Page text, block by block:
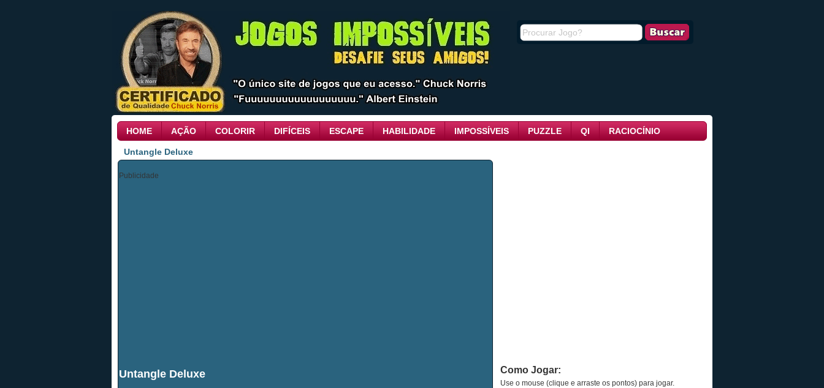
HOME AÇÃO COLORIR DIFÍCEIS ESCAPE HABILIDADE IMPOSSÍVEIS PUZZLE QI RACIOCÍNIO
Untangle Deluxe
Publicidade
Untangle Deluxe Como Jogar:
Use o mouse (clique e arraste os pontos) para jogar.